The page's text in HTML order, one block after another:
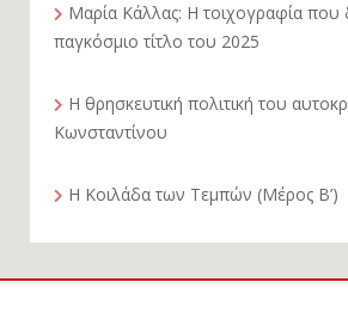
Μαρία Κάλλας: Η τοιχογραφία που διεκδικεί τον
παγκόσμιο τίτλο του 2025
Η θρησκευτική πολιτική του αυτοκράτορα
Κωνσταντίνου
Η Κοιλάδα των Τεμπών (Μέρος Β’)